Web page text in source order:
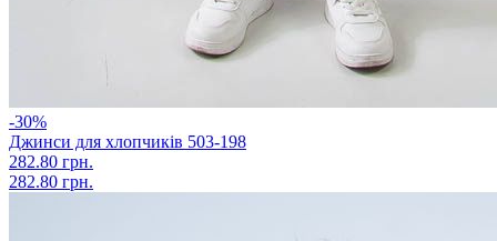
-30%
Джинси для хлопчиків 503-198
282.80 грн.
282.80 грн.